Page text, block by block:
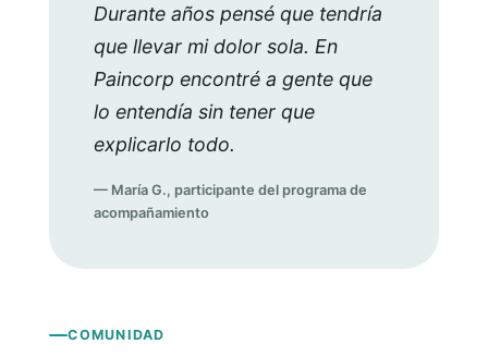
Durante años pensé que tendría
que llevar mi dolor sola. En
Paincorp encontré a gente que
lo entendía sin tener que
explicarlo todo.
— María G., participante del programa de
acompañamiento
COMUNIDAD